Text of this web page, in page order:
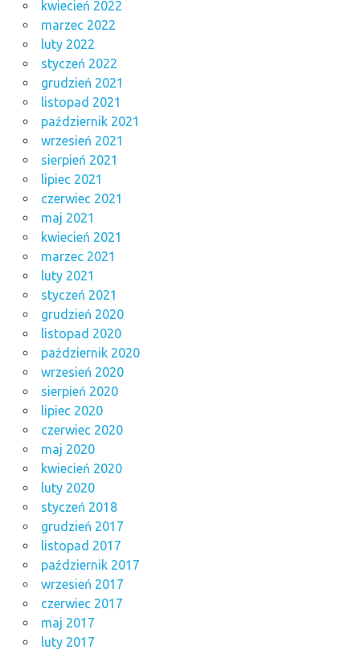
kwiecień 2022
marzec 2022
luty 2022
styczeń 2022
grudzień 2021
listopad 2021
październik 2021
wrzesień 2021
sierpień 2021
lipiec 2021
czerwiec 2021
maj 2021
kwiecień 2021
marzec 2021
luty 2021
styczeń 2021
grudzień 2020
listopad 2020
październik 2020
wrzesień 2020
sierpień 2020
lipiec 2020
czerwiec 2020
maj 2020
kwiecień 2020
luty 2020
styczeń 2018
grudzień 2017
listopad 2017
październik 2017
wrzesień 2017
czerwiec 2017
maj 2017
luty 2017